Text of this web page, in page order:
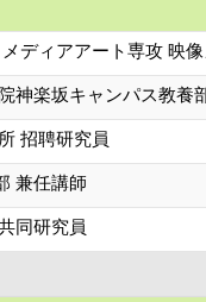
ディアアート専攻 映
神楽坂キャンパス教養
招聘研究員
兼任講師
同研究員